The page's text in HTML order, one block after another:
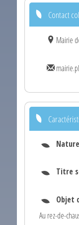
Contact
Mairie
Titre
Objet
Au rez-de-